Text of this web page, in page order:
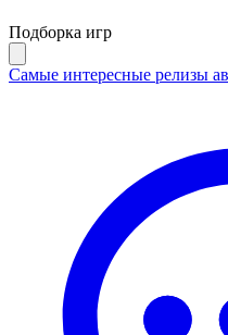
Подборка игр
Самые интересные релизы